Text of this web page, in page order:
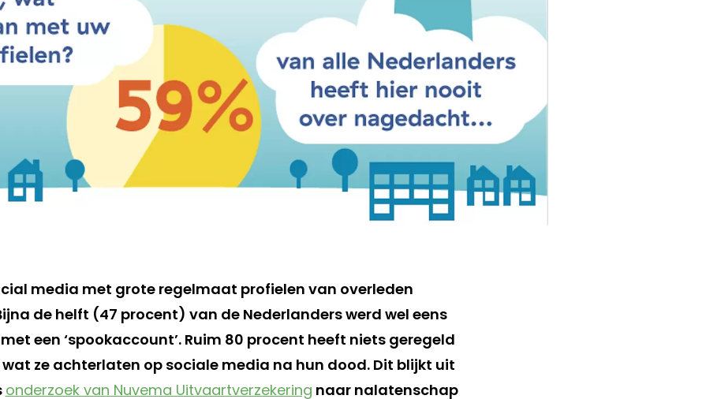
media met grote regelmaat profielen van overleden
de helft (47 procent) van de Nederlanders werd wel eens
een ‘spookaccount’. Ruim 80 procent heeft niets geregeld
ze achterlaten op sociale media na hun dood. Dit blijkt uit
onderzoek van Nuvema Uitvaartverzekering naar nalatenschap